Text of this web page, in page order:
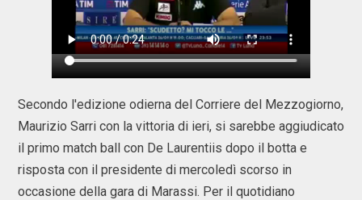
Secondo l'edizione odierna del Corriere del Mezzogiorno,
Maurizio Sarri con la vittoria di ieri, si sarebbe aggiudicato
il primo match ball con De Laurentiis dopo il botta e
risposta con il presidente di mercoledì scorso in
occasione della gara di Marassi. Per il quotidiano